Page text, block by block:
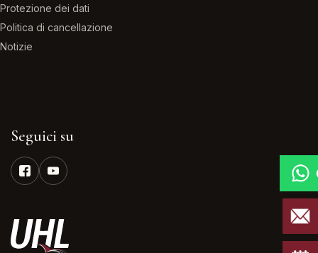
Protezione dei dati
Politica di cancellazione
Notizie
Seguici su